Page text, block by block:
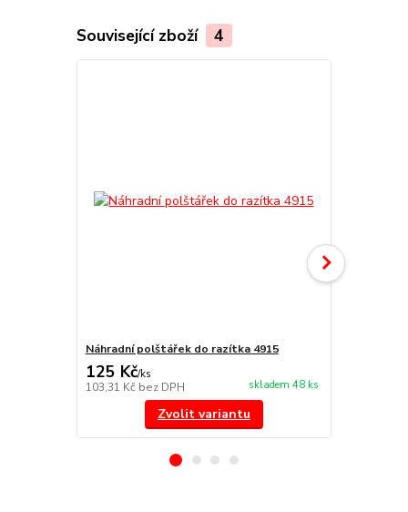
Související zboží 4
Náhradní polštářek do razítka 4915
125 Kč/ks
103,31 Kč bez DPH skladem 48 ks
Zvolit variantu